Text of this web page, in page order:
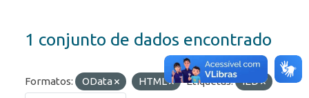
1 conjunto de dados encontrado
Formatos: OData HTML Etiquetas: IED